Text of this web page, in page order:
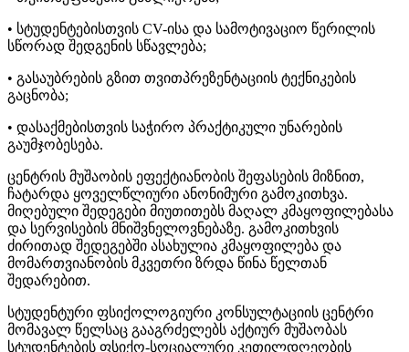
• სტუდენტებისთვის CV-ისა და სამოტივაციო წერილის
სწორად შედგენის სწავლება;
• გასაუბრების გზით თვითპრეზენტაციის ტექნიკების
გაცნობა;
• დასაქმებისთვის საჭირო პრაქტიკული უნარების
გაუმჯობესება.
ცენტრის მუშაობის ეფექტიანობის შეფასების მიზნით,
ჩატარდა ყოველწლიური ანონიმური გამოკითხვა.
მიღებული შედეგები მიუთითებს მაღალ კმაყოფილებასა
და სერვისების მნიშვნელოვნებაზე. გამოკითხვის
ძირითად შედეგებში ასახულია კმაყოფილება და
მომართვიანობის მკვეთრი ზრდა წინა წელთან
შედარებით.
სტუდენტური ფსიქოლოგიური კონსულტაციის ცენტრი
მომავალ წელსაც გააგრძელებს აქტიურ მუშაობას
სტუდენტების ფსიქო-სოციალური კეთილდღეობის